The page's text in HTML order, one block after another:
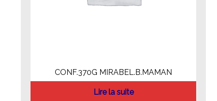
CONF.370G MIRABEL.B.MAMAN
Lire la suite